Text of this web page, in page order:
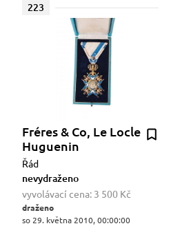
223
Fréres & Co, Le Locle
Huguenin
Řád
nevydraženo
vyvolávací cena: 3 500 Kč
draženo
so 29. května 2010, 00:00:00